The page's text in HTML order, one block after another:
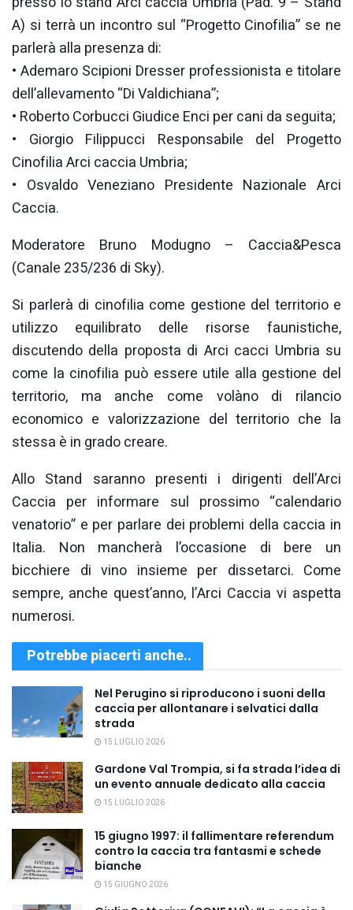
A) si terrà un incontro sul “Progetto Cinofilia” se ne
parlerà alla presenza di:
• Ademaro Scipioni Dresser professionista e titolare
dell’allevamento “Di Valdichiana”;
• Roberto Corbucci Giudice Enci per cani da seguita;
• Giorgio Filippucci Responsabile del Progetto
Cinofilia Arci caccia Umbria;
• Osvaldo Veneziano Presidente Nazionale Arci
Caccia.
Moderatore Bruno Modugno – Caccia&Pesca
(Canale 235/236 di Sky).
Si parlerà di cinofilia come gestione del territorio e
utilizzo equilibrato delle risorse faunistiche,
discutendo della proposta di Arci cacci Umbria su
come la cinofilia può essere utile alla gestione del
territorio, ma anche come volàno di rilancio
economico e valorizzazione del territorio che la
stessa è in grado creare.
Allo Stand saranno presenti i dirigenti dell’Arci
Caccia per informare sul prossimo “calendario
venatorio” e per parlare dei problemi della caccia in
Italia. Non mancherà l’occasione di bere un
bicchiere di vino insieme per dissetarci. Come
sempre, anche quest’anno, l’Arci Caccia vi aspetta
numerosi.
Potrebbe piacerti anche..
Nel Perugino si riproducono i suoni della
caccia per allontanare i selvatici dalla
strada
15 LUGLIO 2026
Gardone Val Trompia, si fa strada l’idea di
un evento annuale dedicato alla caccia
15 LUGLIO 2026
15 giugno 1997: il fallimentare referendum
contro la caccia tra fantasmi e schede
bianche
15 GIUGNO 2026